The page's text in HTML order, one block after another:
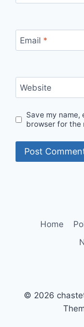
Email *
Website
Save my
browser for the
Home
© 2026